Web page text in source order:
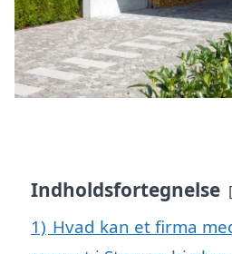
Indholdsfortegnelse
1) Hvad kan et firma